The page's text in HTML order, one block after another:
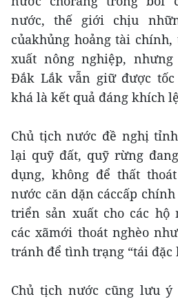
nước, thế giới chịu
củakhủng hoảng tài
xuất nông nghiệp,
Đắk Lắk vẫn giữ được
khá là kết quả đáng khích
Chủ tịch nước đề nghị
lại quỹ đất, quỹ rừng
dụng, không để thất
nước căn dặn cáccấp
triển sản xuất cho các hộ
các xãmới thoát nghèo
tránh để tình trạng “tái đặc
Chủ tịch nước cũng lưu ý